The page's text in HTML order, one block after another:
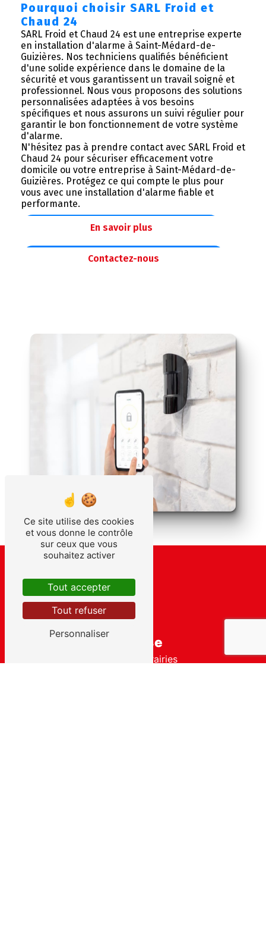
Pourquoi choisir SARL Froid et
Chaud 24
SARL Froid et Chaud 24 est une entreprise experte
en installation d'alarme à Saint-Médard-de-
Guizières. Nos techniciens qualifiés bénéficient
d'une solide expérience dans le domaine de la
sécurité et vous garantissent un travail soigné et
professionnel. Nous vous proposons des solutions
personnalisées adaptées à vos besoins
spécifiques et nous assurons un suivi régulier pour
garantir le bon fonctionnement de votre système
d'alarme.
N'hésitez pas à prendre contact avec SARL Froid et
Chaud 24 pour sécuriser efficacement votre
domicile ou votre entreprise à Saint-Médard-de-
Guizières. Protégez ce qui compte le plus pour
vous avec une installation d'alarme fiable et
performante.
En savoir plus
Contactez-nous
Adresse
143 Rte des Prairies
Ce site utilise des cookies
et vous donne le contrôle
sur ceux que vous
souhaitez activer
Tout accepter
Tout refuser
Personnaliser